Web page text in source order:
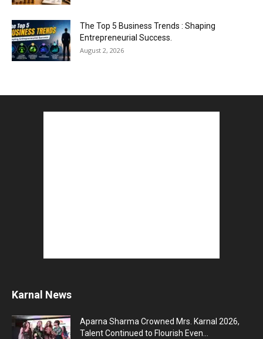
The Top 5 Business Trends : Shaping
Entrepreneurial Success.
August 2, 2026
August 2, 2026
ही सरकारी स्कूल...
August 1, 2026
Karnal News
Aparna Sharma Crowned Mrs. Karnal 2026,
Talent Continued to Flourish Even...